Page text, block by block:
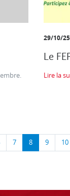
29/10/25
Le
Lire la
7 8 9 10